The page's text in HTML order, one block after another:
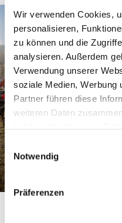
Wir verwenden Cookies,
personalisieren,
zu können und die
analysieren. Außerdem
Verwendung unserer
soziale Medien, Werbung
Partner führen diese
weiteren Daten
haben oder die sie im
Einwilligungsauswahl
Notwendig
Präferenzen
QUAD